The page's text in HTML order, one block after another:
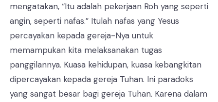
mengatakan, “Itu adalah pekerjaan Roh yang seperti
angin, seperti nafas.” Itulah nafas yang Yesus
percayakan kepada gereja-Nya untuk
memampukan kita melaksanakan tugas
panggilannya. Kuasa kehidupan, kuasa kebangkitan
dipercayakan kepada gereja Tuhan. Ini paradoks
yang sangat besar bagi gereja Tuhan. Karena dalam